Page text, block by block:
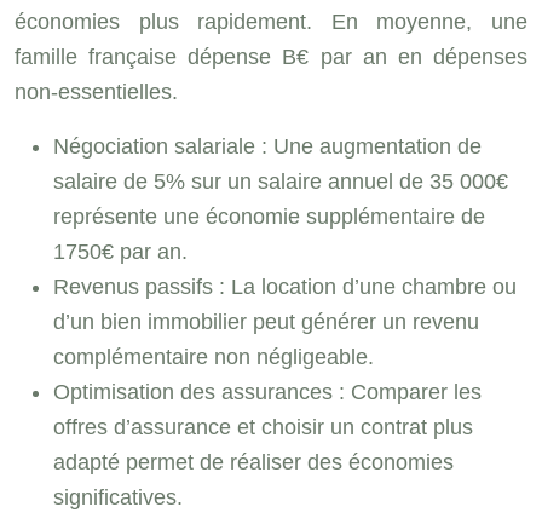
économies plus rapidement. En moyenne, une
famille française dépense B€ par an en dépenses
non-essentielles.
Négociation salariale : Une augmentation de
salaire de 5% sur un salaire annuel de 35 000€
représente une économie supplémentaire de
1750€ par an.
Revenus passifs : La location d’une chambre ou
d’un bien immobilier peut générer un revenu
complémentaire non négligeable.
Optimisation des assurances : Comparer les
offres d’assurance et choisir un contrat plus
adapté permet de réaliser des économies
significatives.